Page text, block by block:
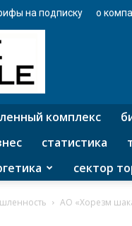
на подписку о
комплекс
статистика
сектор
АО «Хорезм